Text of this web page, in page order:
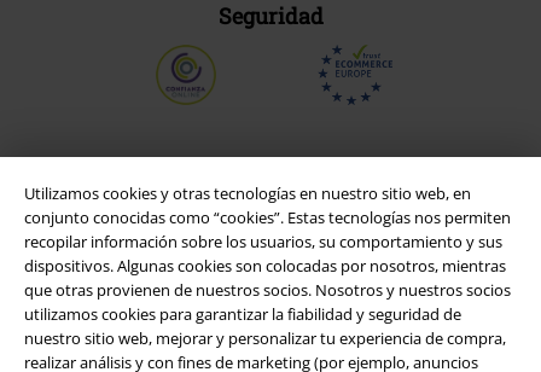
Utilizamos cookies y otras tecnologías en nuestro sitio web, en
conjunto conocidas como “cookies”. Estas tecnologías nos permiten
recopilar información sobre los usuarios, su comportamiento y sus
dispositivos. Algunas cookies son colocadas por nosotros, mientras
que otras provienen de nuestros socios. Nosotros y nuestros socios
utilizamos cookies para garantizar la fiabilidad y seguridad de
nuestro sitio web, mejorar y personalizar tu experiencia de compra,
realizar análisis y con fines de marketing (por ejemplo, anuncios
Seguridad